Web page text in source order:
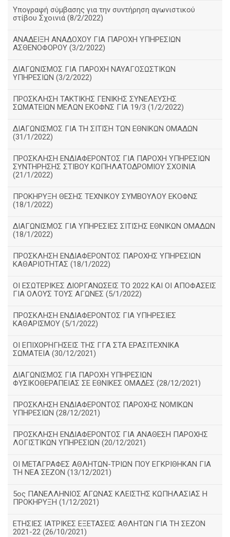
Υπογραφή σύμβασης για την συντήρηση αγωνιστικού
στίβου Σχοινιά (8/2/2022)
ΑΝΑΔΕΙΞΗ ΑΝΑΔΟΧΟΥ ΓΙΑ ΠΑΡΟΧΗ ΥΠΗΡΕΣΙΩΝ
ΑΣΘΕΝΟΦΟΡΟΥ (3/2/2022)
ΔΙΑΓΩΝΙΣΜΟΣ ΓΙΑ ΠΑΡΟΧΗ ΝΑΥΑΓΟΣΩΣΤΙΚΩΝ
ΥΠΗΡΕΣΙΩΝ (3/2/2022)
ΠΡΟΣΚΛΗΣΗ ΤΑΚΤΙΚΗΣ ΓΕΝΙΚΗΣ ΣΥΝΕΛΕΥΣΗΣ
ΣΩΜΑΤΕΙΩΝ ΜΕΛΩΝ ΕΚΟΦΝΣ ΓΙΑ 19/3 (1/2/2022)
ΔΙΑΓΩΝΙΣΜΟΣ ΓΙΑ ΤΗ ΣΙΤΙΣΗ ΤΩΝ ΕΘΝΙΚΩΝ ΟΜΑΔΩΝ
(31/1/2022)
ΠΡΟΣΚΛΗΣΗ ΕΝΔΙΑΦΕΡΟΝΤΟΣ ΓΙΑ ΠΑΡΟΧΗ ΥΠΗΡΕΣΙΩΝ
ΣΥΝΤΗΡΗΣΗΣ ΣΤΙΒΟΥ ΚΩΠΗΛΑΤΟΔΡΟΜΙΟΥ ΣΧΟΙΝΙΑ
(21/1/2022)
ΠΡΟΚΗΡΥΞΗ ΘΕΣΗΣ ΤΕΧΝΙΚΟΥ ΣΥΜΒΟΥΛΟΥ ΕΚΟΦΝΣ
(18/1/2022)
ΔΙΑΓΩΝΙΣΜΟΣ ΓΙΑ ΥΠΗΡΕΣΙΕΣ ΣΙΤΙΣΗΣ ΕΘΝΙΚΩΝ ΟΜΑΔΩΝ
(18/1/2022)
ΠΡΟΣΚΛΗΣΗ ΕΝΔΙΑΦΕΡΟΝΤΟΣ ΠΑΡΟΧΗΣ ΥΠΗΡΕΣΙΩΝ
ΚΑΘΑΡΙΟΤΗΤΑΣ (18/1/2022)
ΟΙ ΕΣΩΤΕΡΙΚΕΣ ΔΙΟΡΓΑΝΩΣΕΙΣ ΤΟ 2022 ΚΑΙ ΟΙ ΑΠΟΦΑΣΕΙΣ
ΓΙΑ ΟΛΟΥΣ ΤΟΥΣ ΑΓΩΝΕΣ (5/1/2022)
ΠΡΟΣΚΛΗΣΗ ΕΝΔΙΑΦΕΡΟΝΤΟΣ ΓΙΑ ΥΠΗΡΕΣΙΕΣ
ΚΑΘΑΡΙΣΜΟΥ (5/1/2022)
ΟΙ ΕΠΙΧΟΡΗΓΗΣΕΙΣ ΤΗΣ ΓΓΑ ΣΤΑ ΕΡΑΣΙΤΕΧΝΙΚΑ
ΣΩΜΑΤΕΙΑ (30/12/2021)
ΔΙΑΓΩΝΙΣΜΟΣ ΓΙΑ ΠΑΡΟΧΗ ΥΠΗΡΕΣΙΩΝ
ΦΥΣΙΚΟΘΕΡΑΠΕΙΑΣ ΣΕ ΕΘΝΙΚΕΣ ΟΜΑΔΕΣ (28/12/2021)
ΠΡΟΣΚΛΗΣΗ ΕΝΔΙΑΦΕΡΟΝΤΟΣ ΠΑΡΟΧΗΣ ΝΟΜΙΚΩΝ
ΥΠΗΡΕΣΙΩΝ (28/12/2021)
ΠΡΟΣΚΛΗΣΗ ΕΝΔΙΑΦΕΡΟΝΤΟΣ ΓΙΑ ΑΝΑΘΕΣΗ ΠΑΡΟΧΗΣ
ΛΟΓΙΣΤΙΚΩΝ ΥΠΗΡΕΣΙΩΝ (20/12/2021)
ΟΙ ΜΕΤΑΓΡΑΦΕΣ ΑΘΛΗΤΩΝ-ΤΡΙΩΝ ΠΟΥ ΕΓΚΡΙΘΗΚΑΝ ΓΙΑ
ΤΗ ΝΕΑ ΣΕΖΟΝ (13/12/2021)
5ος ΠΑΝΕΛΛΗΝΙΟΣ ΑΓΩΝΑΣ ΚΛΕΙΣΤΗΣ ΚΩΠΗΛΑΣΙΑΣ Η
ΠΡΟΚΗΡΥΞΗ (1/12/2021)
ΕΤΗΣΙΕΣ ΙΑΤΡΙΚΕΣ ΕΞΕΤΑΣΕΙΣ ΑΘΛΗΤΩΝ ΓΙΑ ΤΗ ΣΕΖΟΝ
2021-22 (26/10/2021)